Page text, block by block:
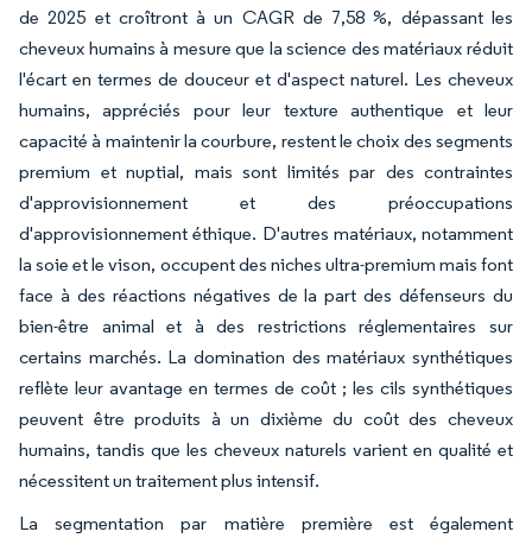
de 2025 et croîtront à un CAGR de 7,58 %, dépassant les
cheveux humains à mesure que la science des matériaux réduit
l'écart en termes de douceur et d'aspect naturel. Les cheveux
humains, appréciés pour leur texture authentique et leur
capacité à maintenir la courbure, restent le choix des segments
premium et nuptial, mais sont limités par des contraintes
d'approvisionnement et des préoccupations
d'approvisionnement éthique. D'autres matériaux, notamment
la soie et le vison, occupent des niches ultra-premium mais font
face à des réactions négatives de la part des défenseurs du
bien-être animal et à des restrictions réglementaires sur
certains marchés. La domination des matériaux synthétiques
reflète leur avantage en termes de coût ; les cils synthétiques
peuvent être produits à un dixième du coût des cheveux
humains, tandis que les cheveux naturels varient en qualité et
nécessitent un traitement plus intensif.
La segmentation par matière première est également